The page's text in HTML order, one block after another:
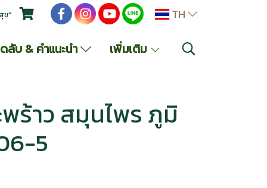
ข" TH
ลับ & คำแนะนำ เพิ่มเติม
ร้าว สมุนไพร ภูมิ
5